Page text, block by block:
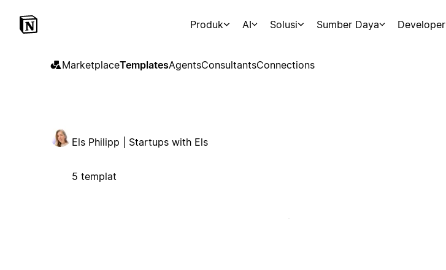
Produk AI Solusi Sumber Daya Developer
MarketplaceTemplatesAgentsConsultantsConnections
Els Philipp | Startups with Els
5 templat